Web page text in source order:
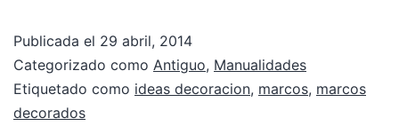
Publicada el 29 abril, 2014
Categorizado como Antiguo, Manualidades
Etiquetado como ideas decoracion, marcos, marcos
decorados